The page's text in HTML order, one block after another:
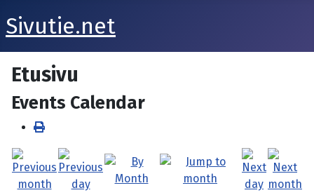
Sivutie.net
Etusivu
Events Calendar